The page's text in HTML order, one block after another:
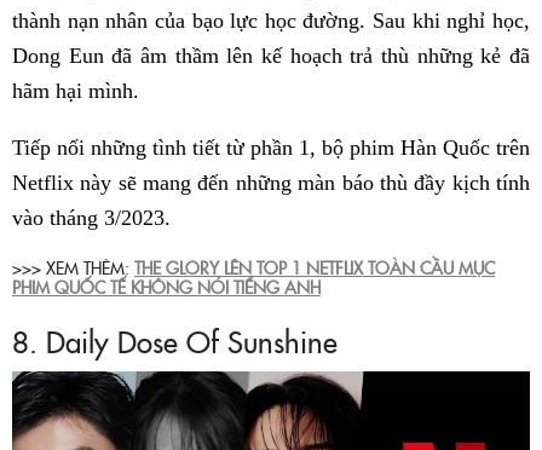
thành nạn nhân của bạo lực học đường. Sau khi nghỉ học,
Dong Eun đã âm thầm lên kế hoạch trả thù những kẻ đã
hãm hại mình.
Tiếp nối những tình tiết từ phần 1, bộ phim Hàn Quốc trên
Netflix này sẽ mang đến những màn báo thù đầy kịch tính
vào tháng 3/2023.
>>> XEM THÊM: THE GLORY LÊN TOP 1 NETFLIX TOÀN CẦU MỤC
PHIM QUỐC TẾ KHÔNG NÓI TIẾNG ANH
8. Daily Dose Of Sunshine